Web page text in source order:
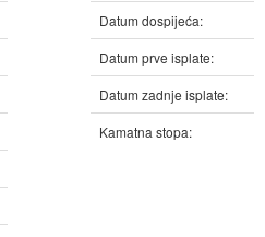
Datum dospijeća:
Datum prve isplate:
Datum zadnje isplate:
Kamatna stopa: